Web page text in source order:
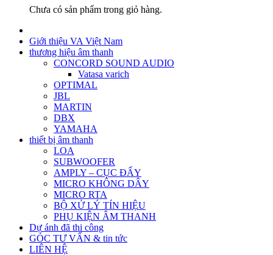
Chưa có sản phẩm trong giỏ hàng.
Giới thiệu VA Việt Nam
thương hiệu âm thanh
CONCORD SOUND AUDIO
Vatasa varich
OPTIMAL
JBL
MARTIN
DBX
YAMAHA
thiết bị âm thanh
LOA
SUBWOOFER
AMPLY – CỤC ĐẨY
MICRO KHÔNG DÂY
MICRO RTA
BỘ XỬ LÝ TÍN HIỆU
PHỤ KIỆN ÂM THANH
Dự ánh đã thi công
GÓC TƯ VẤN & tin tức
LIÊN HỆ